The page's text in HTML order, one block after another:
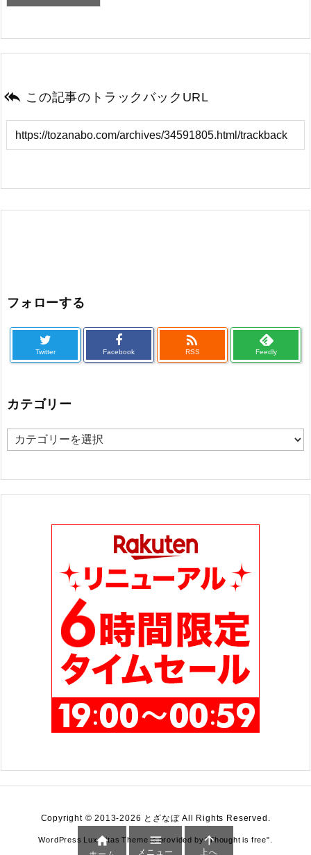
 この記事のトラックバックURL
フォローする
Twitter Facebook

RSS Feedly
カテゴリー
カ
ゴ
Copyright ©2013-2026 とざなぼAll Rights Reserved.
WordPress Luxeritas Theme is provided by "Thought is free".
 
メニュー

上へ